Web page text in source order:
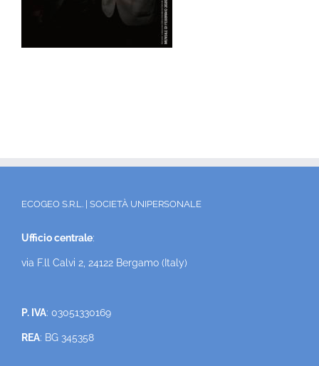
ECOGEO S.R.L. | SOCIETÀ UNIPERSONALE
Ufficio centrale:
via F.ll Calvi 2, 24122 Bergamo (Italy)
P. IVA: 03051330169
REA: BG 345358